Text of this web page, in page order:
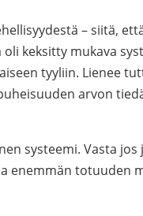
– siitä,
oli keksitty mukava
tyyliin. Lienee
arvon
systeemi. Vasta
enemmän totuuden